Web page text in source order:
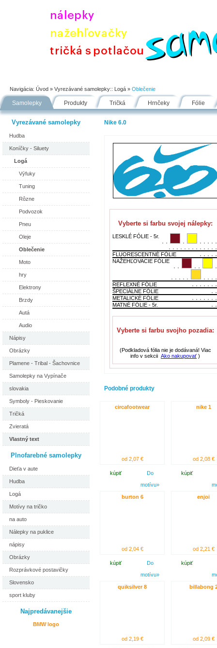
Navigácia: Úvod » Vyrezávané samolepky:: Logá » Oblečenie
Samolepky Produkty Tričká Hrnčeky Fólie
Vyrezávané samolepky
Hudba
Koníčky - Siluety
Logá
Výfuky
Tuning
Rôzne
Podvozok
Pneu
Oleje
Oblečenie
Moto
hry
Elektrony
Brzdy
Autá
Audio
Nápisy
Obrázky
Plamene - Tribal - Šachovnice
Samolepky na Vypínače
slovakia
Symboly - Pieskovanie
Tričká
Zvieratá
Vlastný text
Plnofarebné samolepky
Dieťa v aute
Hudba
Logá
Motívy na tričko
na auto
Nálepky na puklice
nápisy
Obrázky
Rozprávkové postavičky
Slovensko
sport kluby
Najpredávanejšie
BMW logo
Nike 6.0
Vyberte si farbu svojej nálepky:
LESKLÉ FÓLIE - 5r.
FLUORESCENTNÉ FÓLIE
NAŽEHĽOVACIE FÓLIE
REFLEXNÉ FÓLIE
ŠPECIÁLNE FÓLIE
METALICKÉ FÓLIE
MATNÉ FÓLIE - 5r.
Vyberte si farbu svojho pozadia:
(Podkladová fólia nie je dodávaná! Viac
info v sekcii Ako nakupovať )
Podobné produkty
circafootwear
od 2,07 €
kúpiť
Do
motívu»
nike 1
od 2,08 €
kúpiť
burton 6
od 2,04 €
kúpiť
Do
motívu»
enjoi
od 2,21 €
kúpiť
quiksilver 8
od 2,19 €
billabong
od 2,09 €